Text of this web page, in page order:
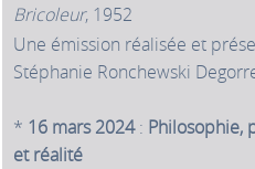
Bricoleur, 1952
Une émission réalisée et
Stéphanie Ronchewski
* 16 mars 2024: Philosophie,
et réalité